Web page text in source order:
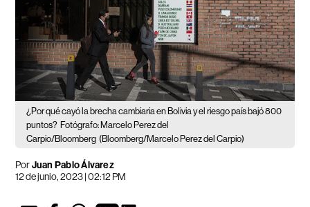
¿Por qué cayó la brecha cambiaria en Bolivia y el riesgo país bajó 800
puntos? Fotógrafo: Marcelo Perez del
Carpio/Bloomberg (Bloomberg/Marcelo Perez del Carpio)
PorJuan Pablo Álvarez
12 de junio, 2023 | 02:12 PM